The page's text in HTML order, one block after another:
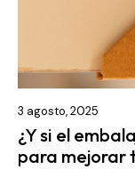
3 agosto, 2025
¿Y si el
para mejorar